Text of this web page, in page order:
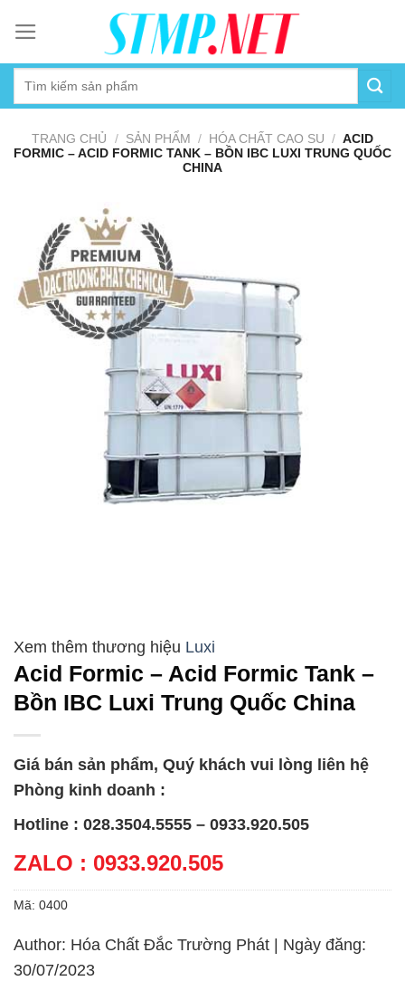
content
TRANG CHỦ / SẢN PHẨM / HÓA CHẤT CAO SU / ACID
FORMIC – ACID FORMIC TANK – BỒN IBC LUXI TRUNG QUỐC
CHINA
Luxi
Acid Formic – Acid Formic Tank –
Bồn IBC Luxi Trung Quốc China
Giá bán sản phẩm, Quý khách vui lòng liên hệ
Phòng kinh doanh :
Hotline : 028.3504.5555 – 0933.920.505
ZALO : 0933.920.505
Mã: 0400
Author: Hóa Chất Đắc Trường Phát | Ngày đăng:
30/07/2023